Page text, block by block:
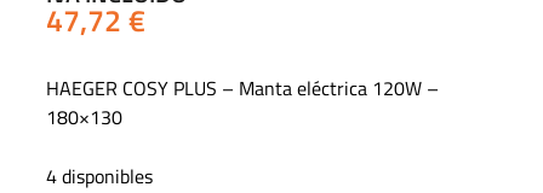
47,72€
HAEGER COSY PLUS – Manta eléctrica 120W –
180×130
4 disponibles